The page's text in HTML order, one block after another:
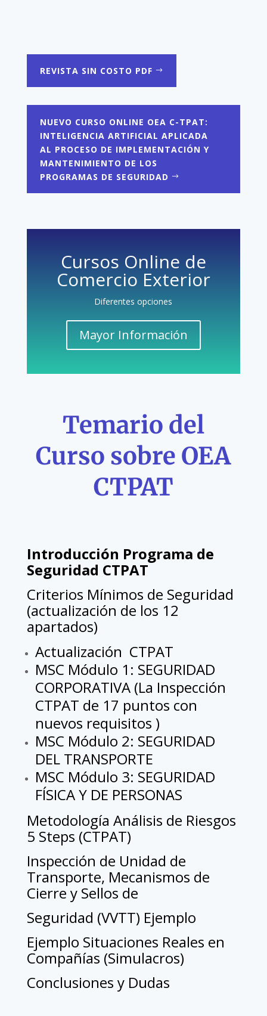
REVISTA SIN COSTO PDF
NUEVO CURSO ONLINE OEA C-TPAT:
INTELIGENCIA ARTIFICIAL APLICADA
AL PROCESO DE IMPLEMENTACIÓN Y
MANTENIMIENTO DE LOS
PROGRAMAS DE SEGURIDAD
Cursos Online de
Comercio Exterior
Diferentes opciones
Mayor Información
Temario del
Curso sobre OEA
CTPAT
Introducción Programa de
Seguridad CTPAT
Criterios Mínimos de Seguridad
(actualización de los 12
apartados)
Actualización CTPAT
MSC Módulo 1: SEGURIDAD
CORPORATIVA (La Inspección
CTPAT de 17 puntos con
nuevos requisitos )
MSC Módulo 2: SEGURIDAD
DEL TRANSPORTE
MSC Módulo 3: SEGURIDAD
FÍSICA Y DE PERSONAS
Metodología Análisis de Riesgos
5 Steps (CTPAT)
Inspección de Unidad de
Transporte, Mecanismos de
Cierre y Sellos de
Seguridad (VVTT) Ejemplo
Ejemplo Situaciones Reales en
Compañías (Simulacros)
Conclusiones y Dudas